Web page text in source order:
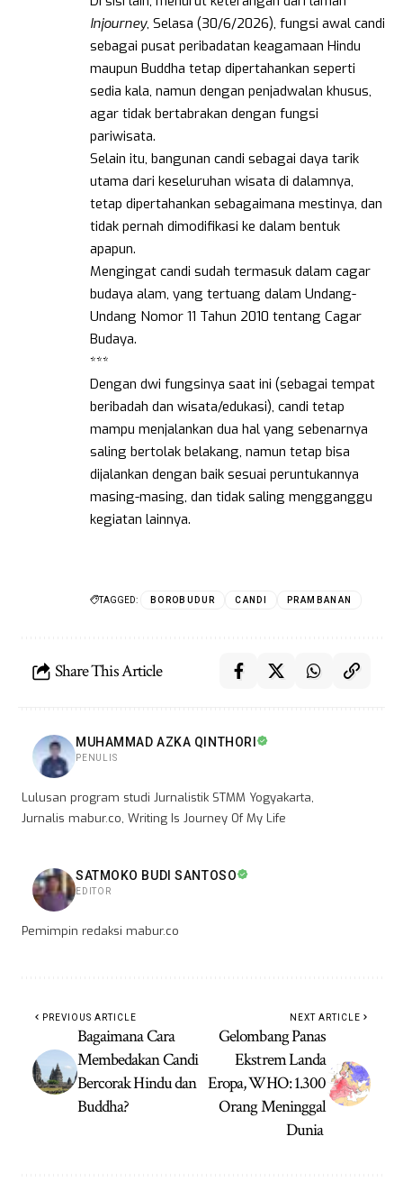
Injourney, Selasa (30/6/2026), fungsi awal candi
sebagai pusat peribadatan keagamaan Hindu
maupun Buddha tetap dipertahankan seperti
sedia kala, namun dengan penjadwalan khusus,
agar tidak bertabrakan dengan fungsi
pariwisata.
Selain itu, bangunan candi sebagai daya tarik
utama dari keseluruhan wisata di dalamnya,
tetap dipertahankan sebagaimana mestinya, dan
tidak pernah dimodifikasi ke dalam bentuk
apapun.
Mengingat candi sudah termasuk dalam cagar
budaya alam, yang tertuang dalam Undang-
Undang Nomor 11 Tahun 2010 tentang Cagar
Budaya.
***
Dengan dwi fungsinya saat ini (sebagai tempat
beribadah dan wisata/edukasi), candi tetap
mampu menjalankan dua hal yang sebenarnya
saling bertolak belakang, namun tetap bisa
dijalankan dengan baik sesuai peruntukannya
masing-masing, dan tidak saling mengganggu
kegiatan lainnya.
TAGGED: BOROBUDUR CANDI PRAMBANAN
Share This Article
MUHAMMAD AZKA QINTHORI
PENULIS
Lulusan program studi Jurnalistik STMM Yogyakarta,
Jurnalis mabur.co, Writing Is Journey Of My Life
SATMOKO BUDI SANTOSO
EDITOR
Pemimpin redaksi mabur.co
PREVIOUS ARTICLE
Bagaimana Cara
Membedakan Candi
Bercorak Hindu dan
Buddha?
NEXT ARTICLE
Gelombang Panas
Ekstrem Landa
Eropa, WHO: 1.300
Orang Meninggal
Dunia